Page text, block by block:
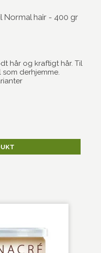
Normal hair - 400 gr
hår og kraftigt hår. Til
derhjemme.